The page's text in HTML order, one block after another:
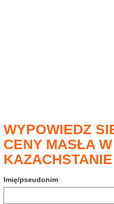
WYPOWIEDZ
CENY MASŁA W
KAZACHSTANIE
Imię/pseudonim